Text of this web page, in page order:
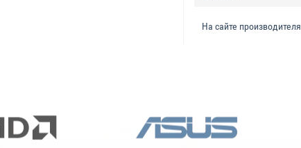
На сайте производителя